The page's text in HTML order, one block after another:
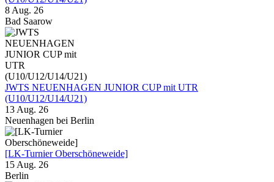
8 Aug. 26
Bad Saarow
JWTS NEUENHAGEN JUNIOR CUP mit UTR
(U10/U12/U14/U21)
13 Aug. 26
Neuenhagen bei Berlin
[LK-Turnier Oberschöneweide]
15 Aug. 26
Berlin